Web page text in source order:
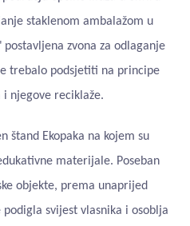
staklenom ambalažom u
zvona za odlaganje
trebalo podsjetiti na principe
njegove reciklaže.
štand Ekopaka na kojem su
materijale. Poseban
objekte, prema unaprijed
svijest vlasnika i osoblja